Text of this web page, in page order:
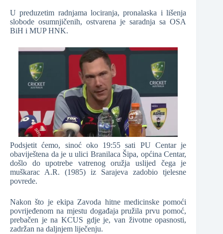
U preduzetim radnjama lociranja, pronalaska i lišenja
slobode osumnjičenih, ostvarena je saradnja sa OSA
BiH i MUP HNK.
Podsjetit ćemo, sinoć oko 19:55 sati PU Centar je
obaviještena da je u ulici Branilaca Šipa, općina Centar,
došlo do upotrebe vatrenog oružja uslijed čega je
muškarac A.R. (1985) iz Sarajeva zadobio tjelesne
povrede.
Nakon što je ekipa Zavoda hitne medicinske pomoći
povrijeđenom na mjestu događaja pružila prvu pomoć,
prebačen je na KCUS gdje je, van životne opasnosti,
zadržan na daljnjem liječenju.